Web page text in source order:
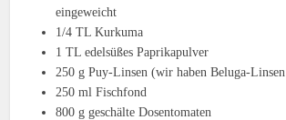
eingeweicht
1/4 TL Kurkuma
1 TL edelsüßes Paprikapulver
250 g Puy-Linsen (wir haben Beluga-
250 ml Fischfond
800 g geschälte Dosentomaten